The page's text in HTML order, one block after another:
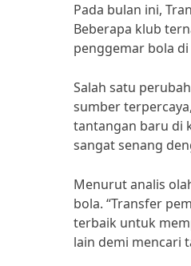
Pada bulan ini,
Beberapa klub
penggemar bola
Salah satu
sumber
tantangan baru di
sangat senang
Menurut analis
bola. “Transfer
terbaik untuk
lain demi mencari